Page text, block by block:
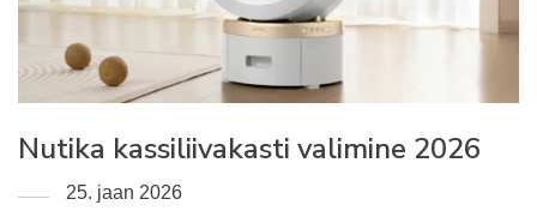
Nutika kassiliivakasti valimine 2026
25. jaan 2026